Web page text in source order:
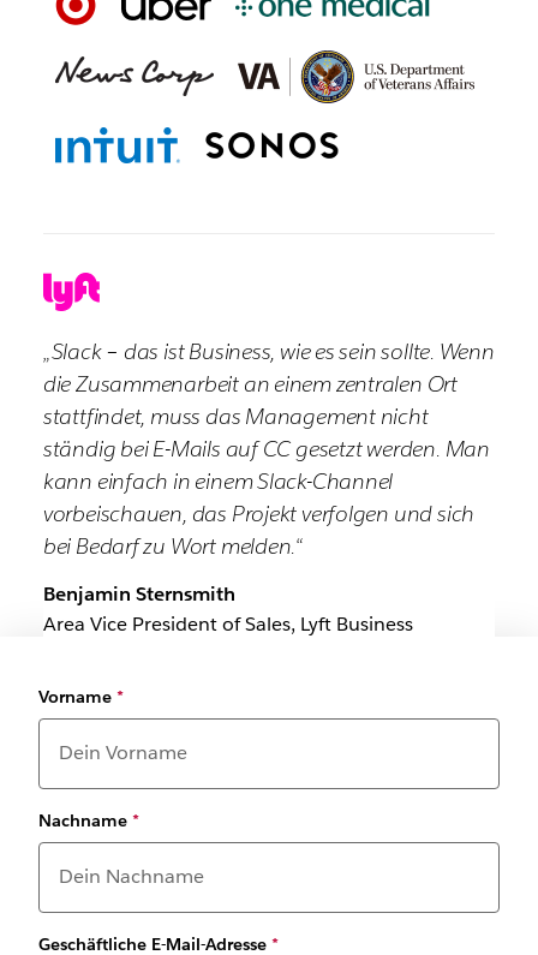
„Slack – das ist Business, wie es sein sollte. Wenn
die Zusammenarbeit an einem zentralen Ort
stattfindet, muss das Management nicht
ständig bei E-Mails auf CC gesetzt werden. Man
kann einfach in einem Slack-Channel
vorbeischauen, das Projekt verfolgen und sich
bei Bedarf zu Wort melden.“
Benjamin Sternsmith
Area Vice President of Sales, Lyft Business
Vorname *
Nachname *
Geschäftliche E-Mail-Adresse *